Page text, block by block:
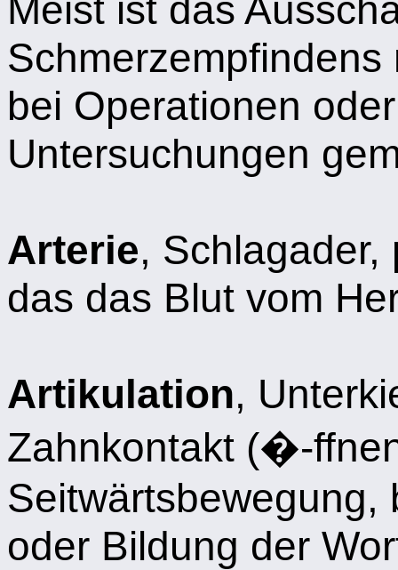
Meist ist das
bei Operationen
Untersuchungen
Arterie,
das das Blut vom
Artikulation,
Zahnkontakt (�-
Seitwärtsbewegung,
oder Bildung der